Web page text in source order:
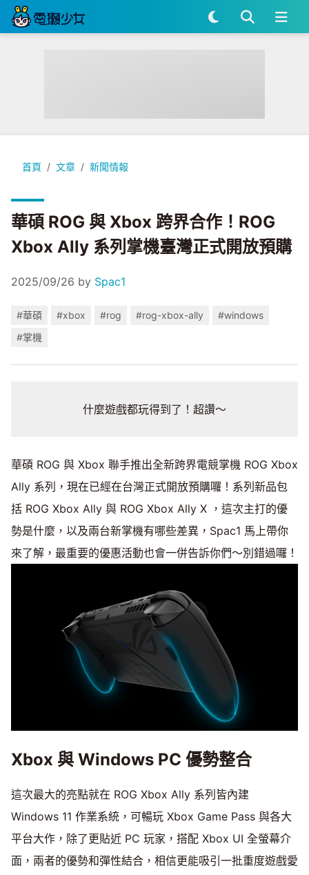
首頁 文章 新聞情報
華碩 ROG 與 Xbox 跨界合作！ROG Xbox Ally 系列掌機臺灣正
華碩 ROG 與 Xbox 跨界合作！ROG
Xbox Ally 系列掌機臺灣正式開放預購
2025/09/26 by Spac1
#華碩 #xbox #rog #rog-xbox-ally
#windows
#掌機
什麼遊戲都玩得到了！超讚～
華碩 ROG 與 Xbox 聯手推出全新跨界電競掌機 ROG Xbox
Ally 系列，現在已經在台灣正式開放預購囉！系列新品包
括 ROG Xbox Ally 與 ROG Xbox Ally X ，這次主打的優
勢是什麼，以及兩台新掌機有哪些差異，Spac1 馬上帶你
來了解，最重要的優惠活動也會一併告訴你們～別錯過囉！
Xbox 與 Windows PC 優勢整合
這次最大的亮點就在 ROG Xbox Ally 系列皆內建
Windows 11 作業系統，可暢玩 Xbox Game Pass 與各大
平台大作，除了更貼近 PC 玩家，搭配 Xbox UI 全螢幕介
面，兩者的優勢和彈性結合，相信更能吸引一批重度遊戲愛